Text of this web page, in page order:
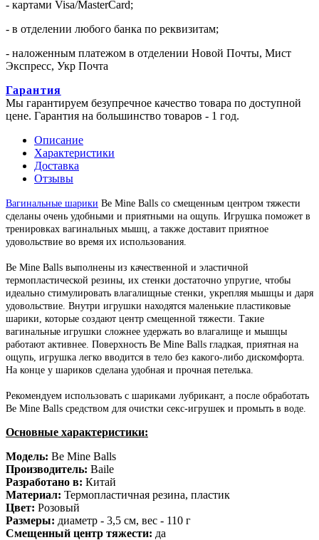
- картами Visa/MasterCard;
- в отделении любого банка по реквизитам;
- наложенным платежом в отделении Новой Почты, Мист
Экспресс, Укр Почта
Гарантия
Мы гарантируем безупречное качество товара по доступной
цене. Гарантия на большинство товаров - 1 год.
Описание
Характеристики
Доставка
Отзывы
Вагинальные шарики Be Mine Balls со смещенным центром тяжести
сделаны очень удобными и приятными на ощупь. Игрушка поможет в
тренировках вагинальных мышц, а также доставит приятное
удовольствие во время их использования.
Be Mine Balls выполнены из качественной и эластичной
термопластической резины, их стенки достаточно упругие, чтобы
идеально стимулировать влагалищные стенки, укрепляя мышцы и даря
удовольствие. Внутри игрушки находятся маленькие пластиковые
шарики, которые создают центр смещенной тяжести. Такие
вагинальные игрушки сложнее удержать во влагалище и мышцы
работают активнее. Поверхность Be Mine Balls гладкая, приятная на
ощупь, игрушка легко вводится в тело без какого-либо дискомфорта.
На конце у шариков сделана удобная и прочная петелька.
Рекомендуем использовать с шариками лубрикант, а после обработать
Be Mine Balls средством для очистки секс-игрушек и промыть в воде.
Основные характеристики:
Модель: Be Mine Balls
Производитель: Baile
Разработано в: Китай
Материал: Термопластичная резина, пластик
Цвет: Розовый
Размеры: диаметр - 3,5 см, вес - 110 г
Смещенный центр тяжести: да